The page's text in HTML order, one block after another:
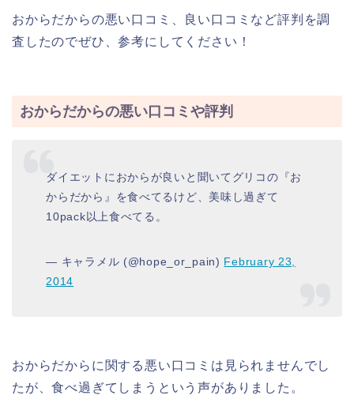
おからだからの悪い口コミ、良い口コミなど評判を調
査したのでぜひ、参考にしてください！
おからだからの悪い口コミや評判
ダイエットにおからが良いと聞いてグリコの『お
からだから』を食べてるけど、美味し過ぎて
10pack以上食べてる。
— キャラメル (@hope_or_pain) February 23,
2014
おからだからに関する悪い口コミは見られませんでし
たが、食べ過ぎてしまうという声がありました。